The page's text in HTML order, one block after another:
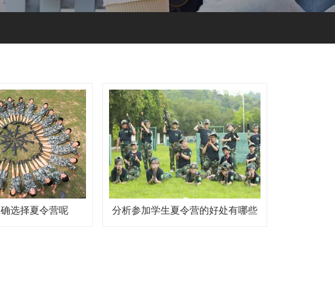
选择夏令营呢 分析参加学生夏令营的好处有哪些